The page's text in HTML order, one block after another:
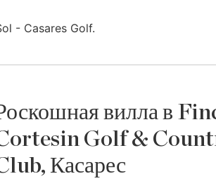
- Casares Golf.
вилла в
Golf &
Касарес